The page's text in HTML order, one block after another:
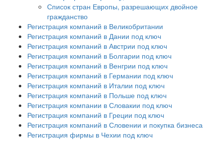
Список стран Европы, разрешающих двойное
гражданство
Регистрация компаний в Великобритании
Регистрация компаний в Дании под ключ
Регистрация компаний в Австрии под ключ
Регистрация компаний в Болгарии под ключ
Регистрация компаний в Венгрии под ключ
Регистрация компаний в Германии под ключ
Регистрация компаний в Италии под ключ
Регистрация компаний в Польше под ключ
Регистрация компании в Словакии под ключ
Регистрация компаний в Греции под ключ
Регистрация компаний в Словении и покупка бизнеса
Регистрация фирмы в Чехии под ключ